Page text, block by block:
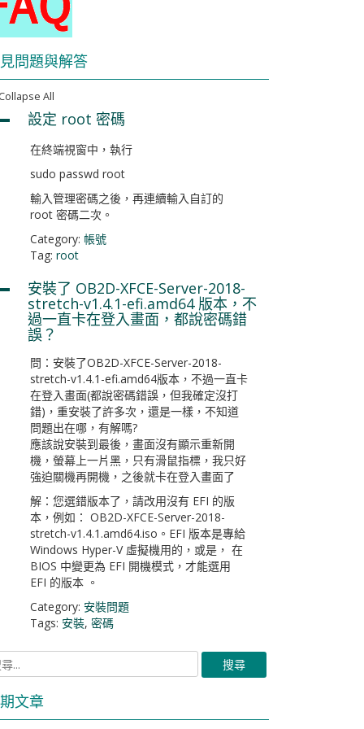
問題與解答
All
設定 root 密碼
在終端視窗中，執行
sudo passwd root
輸入管理密碼之後，再連續輸入自訂的
root 密碼二次。
Category: 帳號
Tag: root
安裝了 OB2D-XFCE-Server-2018-
stretch-v1.4.1-efi.amd64 版本，不
過一直卡在登入畫面，都說密碼錯
誤？
問：安裝了OB2D-XFCE-Server-2018-
stretch-v1.4.1-efi.amd64版本，不過一直卡
在登入畫面(都說密碼錯誤，但我確定沒打
錯)，重安裝了許多次，還是一樣，不知道
問題出在哪，有解嗎?
應該說安裝到最後，畫面沒有顯示重新開
機，螢幕上一片黑，只有滑鼠指標，我只好
強迫關機再開機，之後就卡在登入畫面了
解：您選錯版本了，請改用沒有 EFI 的版
本，例如： OB2D-XFCE-Server-2018-
stretch-v1.4.1.amd64.iso。EFI 版本是專給
Windows Hyper-V 虛擬機用的，或是， 在
BIOS 中變更為 EFI 開機模式，才能選用
EFI 的版本 。
Category: 安裝問題
Tags: 安裝, 密碼
文章